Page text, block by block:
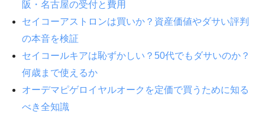
阪・名古屋の受付と費用
セイコーアストロンは買いか？資産価値やダサい評判
の本音を検証
セイコールキアは恥ずかしい？50代でもダサいのか？
何歳まで使えるか
オーデマピゲロイヤルオークを定価で買うために知る
べき全知識